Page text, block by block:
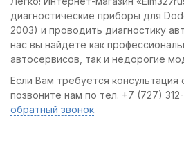
диагностические приборы для
2003) и проводить диагностику
нас вы найдете как
автосервисов, так и недорогие
Если Вам требуется консультация
позвоните нам по тел. +7 (727)
обратный звонок.